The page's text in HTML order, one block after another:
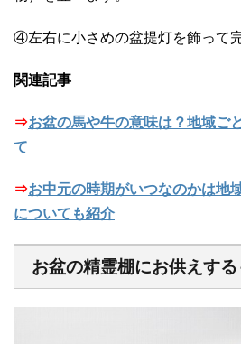
④左右に小さめの盆提灯を飾って完
関連記事
⇒お盆の馬や牛の意味は？地域ご
て
⇒お中元の時期がいつなのかは地
についても紹介
お盆の精霊棚にお供えする